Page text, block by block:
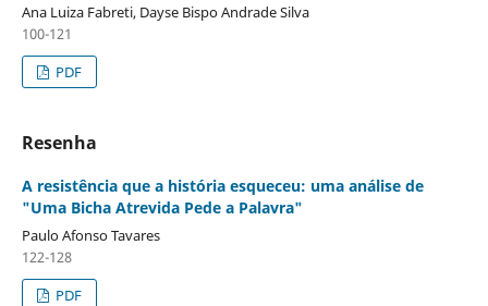
Ana Luiza Fabreti, Dayse Bispo Andrade Silva
100-121
PDF
Resenha
A resistência que a história esqueceu: uma análise de
"Uma Bicha Atrevida Pede a Palavra"
Paulo Afonso Tavares
122-128
PDF